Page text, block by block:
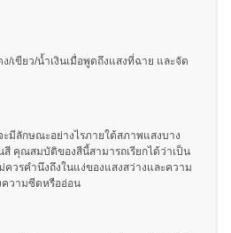
/เขียว/น้ำเงินเมื่อพูดถึงแสงที่ฉาย และจัด
มีลักษณะอย่างไรภายใต้สภาพแสงบาง
คุณสมบัติของสีนี้สามารถเรียกได้ว่าเป็น
วรคำนึงถึงในแง่ของแสงสว่างและความ
วามซีดหรืออ่อน